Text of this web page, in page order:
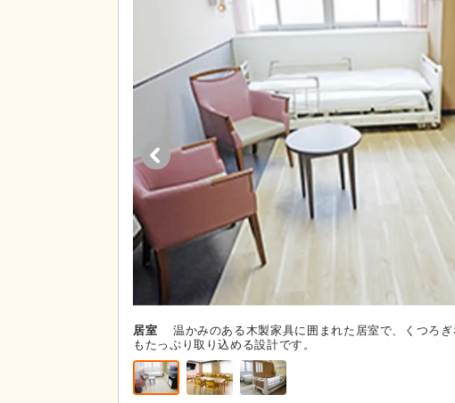
居室
温かみのある木製家具に囲まれた居室で、くつろ
もたっぷり取り込める設計です。